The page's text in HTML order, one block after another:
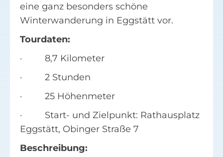
eine ganz besonders schöne
Winterwanderung in Eggstätt vor.
Tourdaten:
· 8,7 Kilometer
· 2 Stunden
· 25 Höhenmeter
· Start- und Zielpunkt: Rathausplatz
Eggstätt, Obinger Straße 7
Beschreibung: